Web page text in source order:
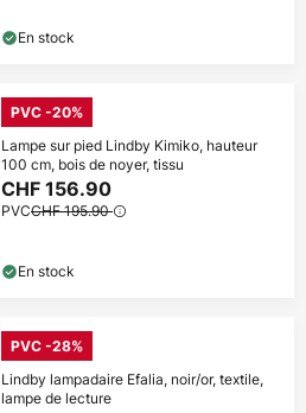
En stock
PVC -20%
Lampe sur pied Lindby Kimiko, hauteur
100 cm, bois de noyer, tissu
CHF 156.90
PVCCHF 195.90
En stock
PVC -28%
Lindby lampadaire Efalia, noir/or, textile,
lampe de lecture